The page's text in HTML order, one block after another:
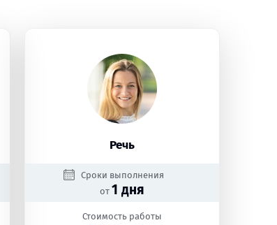
Речь
Сроки выполнения
от 1 дня
Стоимость работы